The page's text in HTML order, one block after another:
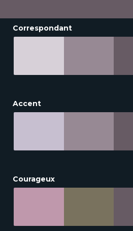
Correspondant
Accent
Courageux